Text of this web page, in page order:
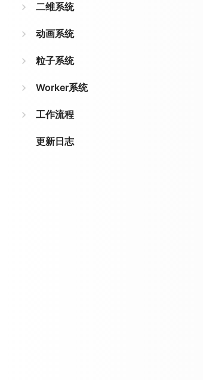
二维系统
动画系统
粒子系统
Worker系统
工作流程
更新日志